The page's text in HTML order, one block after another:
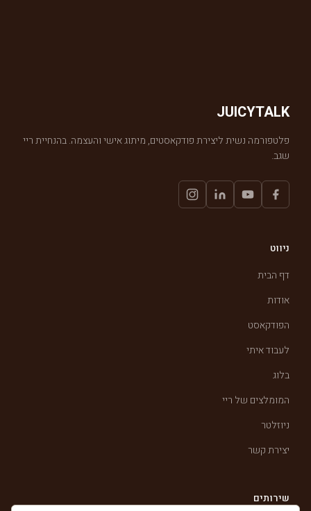
JUICYTALK
פלטפורמה נשית ליצירת פודקאסטים, מיתוג אישי והעצמה. בהנחיית ריי
שגב.
ניווט
דף הבית
אודות
הפודקאסט
לעבוד איתי
בלוג
המומלצים של ריי
ניוזלטר
יצירת קשר
שירותים